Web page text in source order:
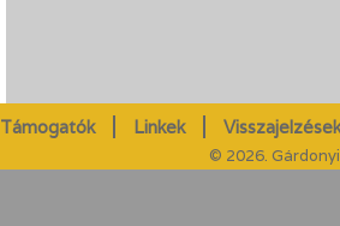
Támogatók Linkek
© 2026.